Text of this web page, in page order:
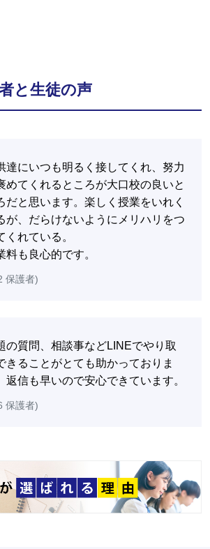
と生徒の声
達にいつも明るく接してくれ、努力
めてくれるところが大口校の良いと
だと思います。楽しく授業をいれく
が、だらけないようにメリハリをつ
くれている。
料も良心的です。
保護者)
の質問、相談事などLINEでやり取
きることがとても助かっておりま
返信も早いので安心できています。
保護者)